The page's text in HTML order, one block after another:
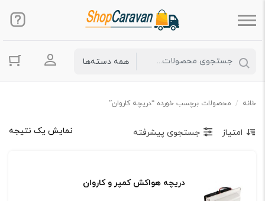
ورود به
خانه / محصولات برچسب خورده “دریچه کاروان”
نمایش یک نتیجه امتیاز جستجوی پیشرفته
دریچه هواکش کمپر و کاروان